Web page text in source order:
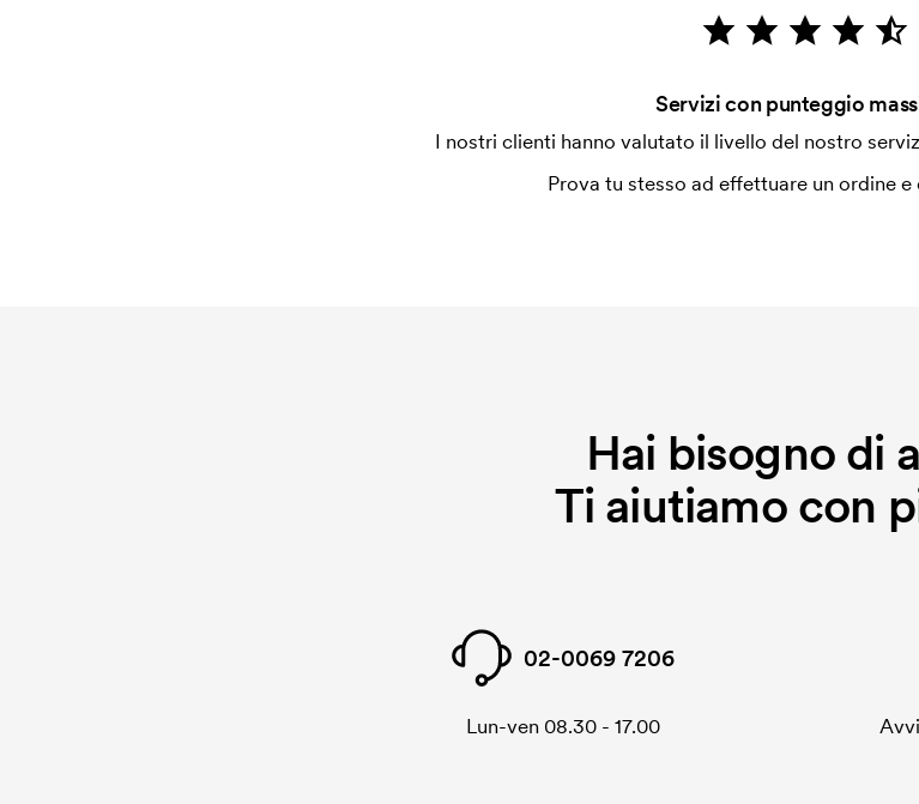
Servizi con punteggio
I nostri clienti hanno valutato il livello del nostro
Prova tu stesso ad effettuare un ordine
Hai bisogno di
Ti aiutiamo con
02-0069 7206
Lun-ven 08.30 - 17.00